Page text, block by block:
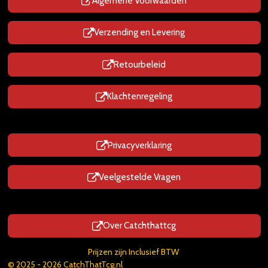
Verzending en Levering
Retourbeleid
Klachtenregeling
Privacyverklaring
Veelgestelde Vragen
Over Catchthattcg
Prijzen zijn Inclusief BTW
© 2025 - 2026 CatchThatTcg.nl